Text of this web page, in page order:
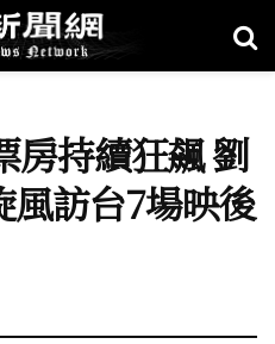
房持續狂飆 劉
風訪台7場映後